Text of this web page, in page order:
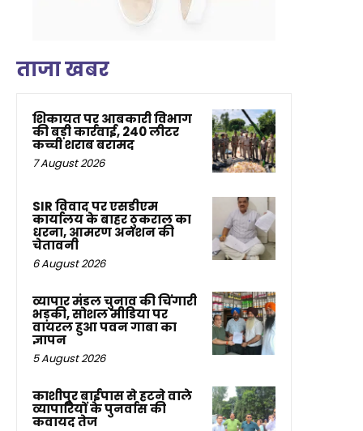
ताजा खबर
शिकायत पर आबकारी विभाग
की बड़ी कार्रवाई, 240 लीटर
कच्ची शराब बरामद
7 August 2026
SIR विवाद पर एसडीएम
कार्यालय के बाहर ठुकराल का
धरना, आमरण अनशन की
चेतावनी
6 August 2026
व्यापार मंडल चुनाव की चिंगारी
भड़की, सोशल मीडिया पर
वायरल हुआ पवन गाबा का
ज्ञापन
5 August 2026
काशीपुर बाईपास से हटने वाले
व्यापारियों के पुनर्वास की
कवायद तेज